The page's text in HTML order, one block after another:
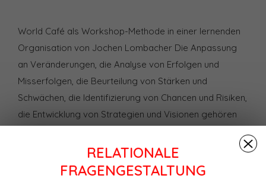
RELATIONALE
FRAGENGESTALTUNG
World Café als Workshop-Methode in einer lernenden
Organisation von Jochen Lombacher Die Anpassung
an Veränderungen, die Analyse von Erfolgen und
Misserfolgen, die Beurteilung von Stärken und
Schwächen, die Identifizierung von Chancen und Risiken,
die Entwicklung von Strategien und Visionen gehören
meistern ist die Erkenntnis, „dass wir alle einem
Imperativ des Lernens unterliegen“ (Argyris und Schön,